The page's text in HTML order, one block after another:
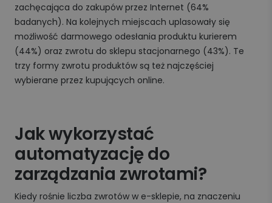
zachęcająca do zaku­pów przez Internet (64%
badanych). Na kolejnych miejscach uplasowały się
możliwość darmowego odesłania produktu kurierem
(44%) oraz zwro­tu do sklepu stacjonarnego (43%). Te
trzy formy zwrotu produktów są też najczęściej
wybierane przez kupujących online.
Jak wykorzystać
automatyzację do
zarządzania zwrotami?
Kiedy rośnie liczba zwrotów w e-sklepie, na znaczeniu